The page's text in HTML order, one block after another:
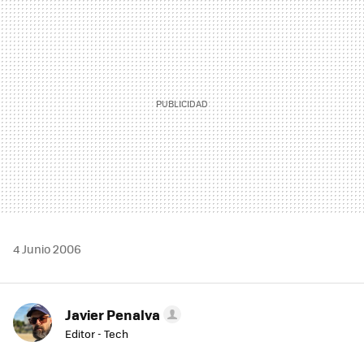
MAIL
4 Junio 2006
Javier Penalva
Editor - Tech